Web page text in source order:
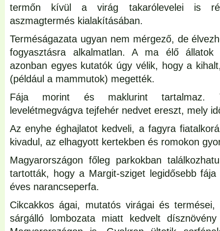
termőn kívül a virág takarólevelei is
aszmagtermés kialakításában.
Terméságazata ugyan nem mérgező, de
fogyasztásra alkalmatlan. A ma élő állatok
azonban egyes kutatók úgy vélik, hogy a
(például a mammutok) megették.
Fája morint és maklurint tartalmaz.
levelétmegvágva tejfehér nedvet ereszt, mely
Az enyhe éghajlatot kedveli, a fagyra
kivadul, az elhagyott kertekben és romokon
Magyarországon főleg parkokban
tartották, hogy a Margit-sziget legidősebb
éves narancseperfa.
Cikcakkos ágai, mutatós virágai és
sárgálló lombozata miatt kedvelt